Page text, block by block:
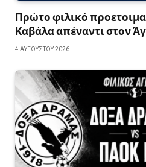
Πρώτο φιλικό
Καβάλα απέναντι στον
4 ΑΥΓΟΎΣΤΟΥ 2026